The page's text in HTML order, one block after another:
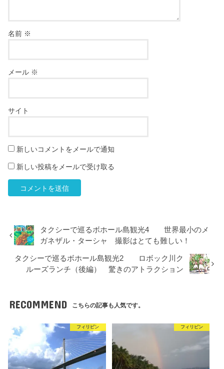
名前 ※
メール ※
サイト
新しいコメントをメールで通知
新しい投稿をメールで受け取る
タクシーで巡るボホール島観光4 世界最小のメ
ガネザル・ターシャ 撮影はとても難しい！
タクシーで巡るボホール島観光2 ロボック川ク
ルーズランチ（後編） 驚きのアトラクション
RECOMMEND こちらの記事も人気です。
フィリピン フィリピン